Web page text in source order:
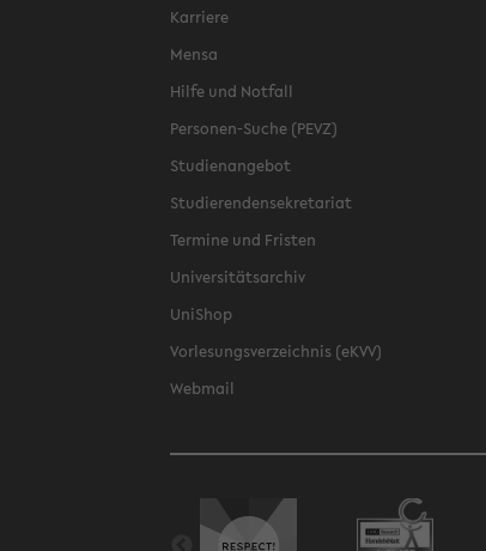
Karriere
Mensa
Hilfe und Notfall
Personen-Suche (PEVZ)
Studienangebot
Studierendensekretariat
Termine und Fristen
Universitätsarchiv
UniShop
Vorlesungsverzeichnis (eKVV)
Webmail